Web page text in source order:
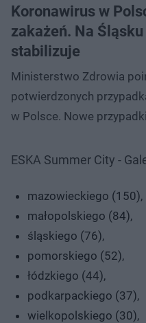
Koronawirus w
zakażeń. Na
stabilizuje
Ministerstwo Zdrowia
potwierdzonych
w Polsce. Nowe
ESKA Summer City -
mazowieckiego (150),
małopolskiego (84),
śląskiego (76),
pomorskiego (52),
łódzkiego (44),
podkarpackiego (37),
wielkopolskiego (30),